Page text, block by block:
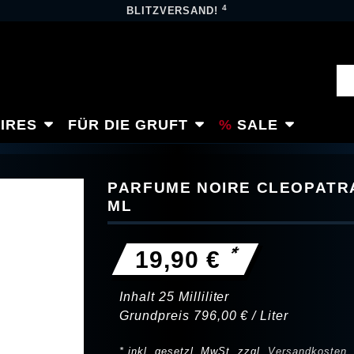
BLITZVERSAND!4
FÜR DIE GRUFT SALE
PARFUME NOIRE
ML
19,90 € *
Inhalt 25 Milliliter
Grundpreis 796,00 € / Liter
* inkl. gesetzl. MwSt. zzgl. Versandkosten